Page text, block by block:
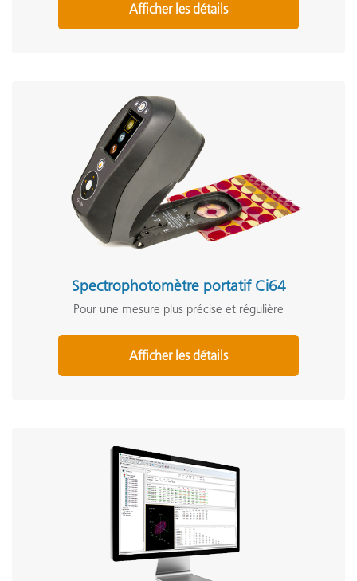
Afficher les détails
Spectrophotomètre portatif Ci64
Pour une mesure plus précise et régulière
Afficher les détails